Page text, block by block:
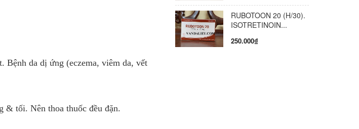
da dị ứng (eczema, viêm da, vết
& tối. Nên thoa thuốc đều đặn.
RUBOTOON 20 (H/30).
ISOTRETINOIN...
250.000₫